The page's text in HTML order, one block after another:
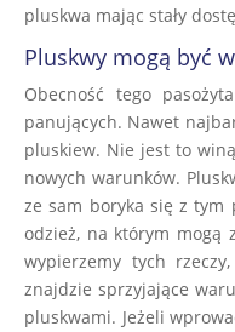
pluskwa mając stały
Pluskwy mogą być
Obecność tego
panujących. Nawet
pluskiew. Nie jest to
nowych warunków.
ze sam boryka się z tym
odzież, na którym mogą
wypierzemy tych
znajdzie sprzyjające
pluskwami. Jeżeli